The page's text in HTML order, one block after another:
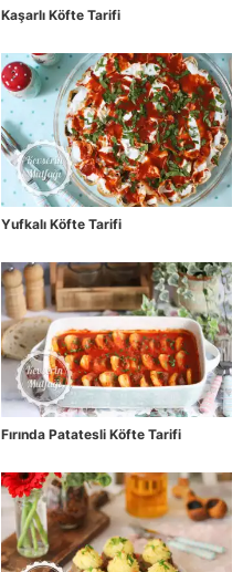
Kaşarlı Köfte Tarifi
Yufkalı Köfte Tarifi
Fırında Patatesli Köfte Tarifi